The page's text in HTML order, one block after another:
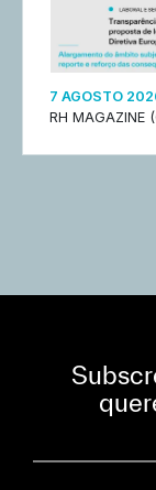
7 AGOSTO
RH MAGAZINE
Subscreva a